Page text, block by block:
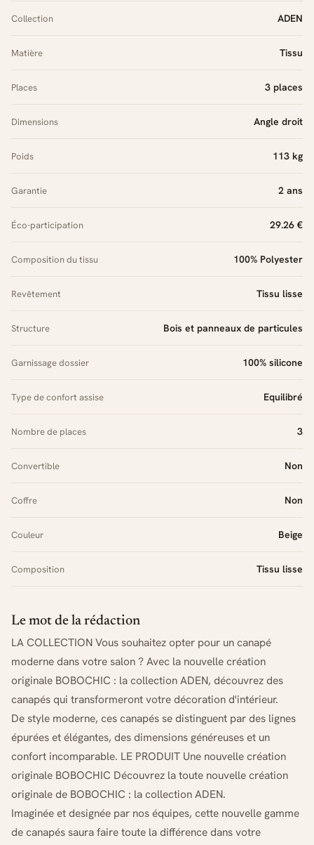
Collection ADEN
Matière Tissu
Places 3 places
Dimensions Angle droit
Poids 113 kg
Garantie 2 ans
Éco-participation 29.26 €
Composition du tissu 100% Polyester
Revêtement Tissu lisse
Structure Bois et panneaux de particules
Garnissage dossier 100% silicone
Type de confort assise Equilibré
Nombre de places 3
Convertible Non
Coffre Non
Couleur Beige
Composition Tissu lisse
Le mot de la rédaction
LA COLLECTION Vous souhaitez opter pour un canapé
moderne dans votre salon ? Avec la nouvelle création
originale BOBOCHIC : la collection ADEN, découvrez des
canapés qui transformeront votre décoration d'intérieur.
De style moderne, ces canapés se distinguent par des lignes
épurées et élégantes, des dimensions généreuses et un
confort incomparable. LE PRODUIT Une nouvelle création
originale BOBOCHIC Découvrez la toute nouvelle création
originale de BOBOCHIC : la collection ADEN.
Imaginée et designée par nos équipes, cette nouvelle gamme
de canapés saura faire toute la différence dans votre